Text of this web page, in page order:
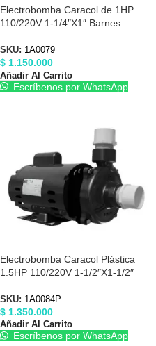
Electrobomba Caracol de 1HP
110/220V 1-1/4″X1″ Barnes
SKU: 1A0079
$ 1.150.000
Añadir Al Carrito
Escríbenos por WhatsApp
Electrobomba Caracol Plástica
1.5HP 110/220V 1-1/2″X1-1/2″
SKU: 1A0084P
$ 1.350.000
Añadir Al Carrito
Escríbenos por WhatsApp